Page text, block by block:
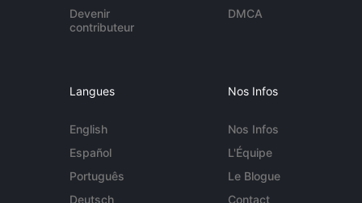
Devenir
contributeur
DMCA
Langues
English
Español
Português
Deutsch
Nos Infos
Nos Infos
L'Équipe
Le Blogue
Contact